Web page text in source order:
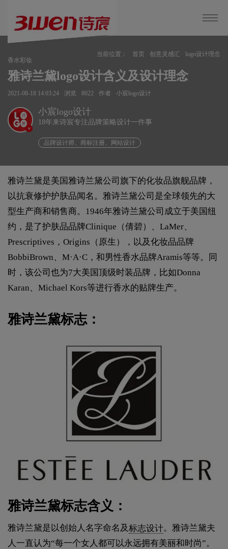
当前位置： 首页 创意灵感汇
logo设计理念
香水彩妆
雅诗兰黛logo设计含义及设计理念
2021-08-18 14:03:24 浏览 8022 作者 小宸logo设计
v
小宸logo设计
18年来诗宸专注品牌策略设计一件事
品牌设计师、商标注册、网站设计
雅诗兰黛是美国雅诗兰黛公司旗下的化妆品旗舰品牌，
以抗衰修护护肤品闻名。雅诗兰黛公司是全球领先的大
型生产商和销售商。1946年雅诗兰黛公司成立于美国纽
约，是了护肤品品牌Clinique（倩碧）、LaMer、
Prescriptives，Origins（原生），以及化妆品品牌
BobbiBrown、M·A·C，和男性香水品牌Aramis等等。同
时，该公司也为7大美国顶级时装品牌，比如Donna
Karan、Michael Kors等进行香水的贴牌生产。
雅诗兰黛标志：
雅诗兰黛标志含义：
雅诗兰黛是以创始人名字命名及标志设计。雅诗兰黛夫
人一直认为“每一个女人都可以永远拥有美丽和时尚”。